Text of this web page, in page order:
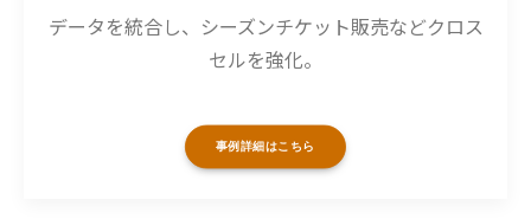
データを統合し、シーズンチケット販売などクロス
セルを強化。
事例詳細はこちら